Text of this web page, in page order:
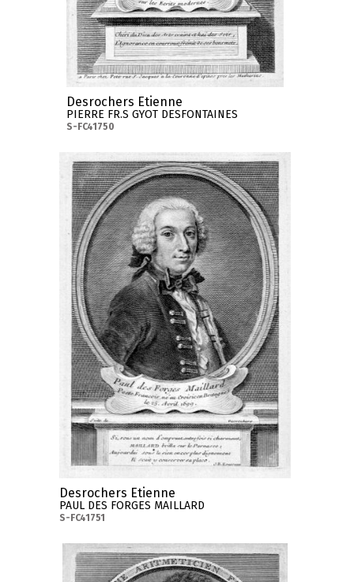
Desrochers Etienne
PIERRE FR.S GYOT DESFONTAINES
S-FC41750
Desrochers Etienne
PAUL DES FORGES MAILLARD
S-FC41751